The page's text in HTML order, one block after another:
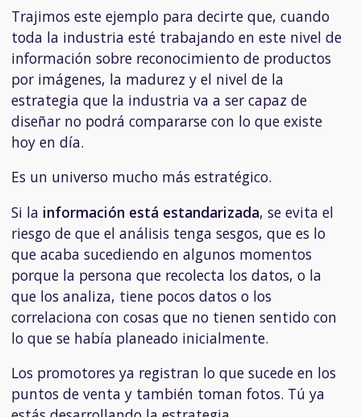
Trajimos este ejemplo para decirte que, cuando
toda la industria esté trabajando en este nivel de
información sobre reconocimiento de productos
por imágenes, la madurez y el nivel de la
estrategia que la industria va a ser capaz de
diseñar no podrá compararse con lo que existe
hoy en día.
Es un universo mucho más estratégico.
Si la información está estandarizada, se evita el
riesgo de que el análisis tenga sesgos, que es lo
que acaba sucediendo en algunos momentos
porque la persona que recolecta los datos, o la
que los analiza, tiene pocos datos o los
correlaciona con cosas que no tienen sentido con
lo que se había planeado inicialmente.
Los promotores ya registran lo que sucede en los
puntos de venta y también toman fotos. Tú ya